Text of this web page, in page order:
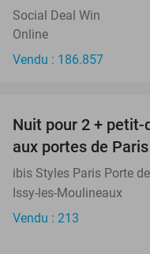
Social Deal Win
Online
Vendu : 186.857
Nuit pour 2 +
aux portes de Paris
ibis Styles Paris Porte
Issy-les-Moulineaux
Vendu : 213